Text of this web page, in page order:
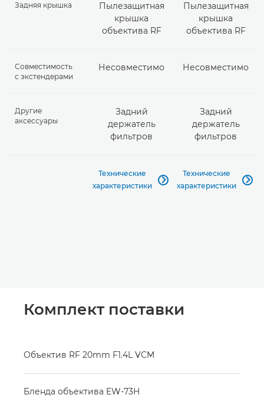
Задняя крышка
Пылезащитная
крышка
объектива RF
Пылезащитная
крышка
объектива RF
Совместимость
с экстендерами
Несовместимо Несовместимо
Другие
аксессуары
Задний
держатель
фильтров
Задний
держатель
фильтров
Технические
характеристики

Технические
характеристики

Комплект поставки
Объектив RF 20mm F1.4L VCM
Бленда объектива EW-73H